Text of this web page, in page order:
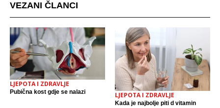
VEZANI ČLANCI
LJEPOTA I ZDRAVLJE
Pubična kost gdje se nalazi LJEPOTA I ZDRAVLJE
Kada je najbolje piti d vitamin